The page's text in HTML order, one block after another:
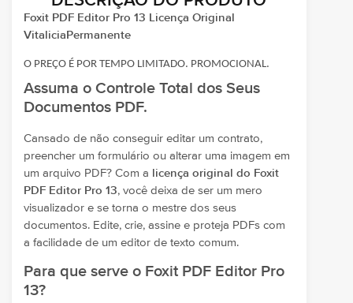
Foxit PDF Editor Pro 13 Licença Original
VitaliciaPermanente
O PREÇO É POR TEMPO LIMITADO. PROMOCIONAL.
Assuma o Controle Total dos Seus
Documentos PDF.
Cansado de não conseguir editar um contrato,
preencher um formulário ou alterar uma imagem em
um arquivo PDF? Com a licença original do Foxit
PDF Editor Pro 13, você deixa de ser um mero
visualizador e se torna o mestre dos seus
documentos. Edite, crie, assine e proteja PDFs com
a facilidade de um editor de texto comum.
Para que serve o Foxit PDF Editor Pro
13?